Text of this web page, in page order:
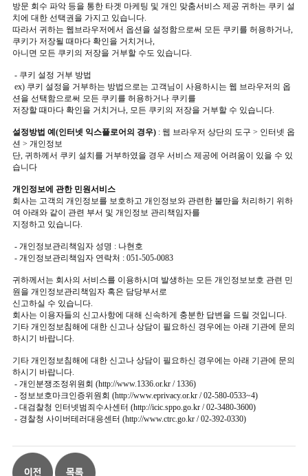
방문 회수 파악 등을 통한 타겟 마케팅 및 개인 맞춤서비스 제공 귀하는 쿠키 설
치에 대한 선택권을 가지고 있습니다.
따라서 귀하는 웹브라우저에서 옵션을 설정함으로써 모든 쿠키를 허용하거나,
쿠키가 저장될 때마다 확인을 거치거나,
아니면 모든 쿠키의 저장을 거부할 수도 있습니다.
- 쿠키 설정 거부 방법
ex) 쿠키 설정을 거부하는 방법으로는 고객님이 사용하시는 웹 브라우저의 옵
션을 선택함으로써 모든 쿠키를 허용하거나 쿠키를
저장할 때마다 확인을 거치거나, 모든 쿠키의 저장을 거부할 수 있습니다.
설정방법 예(인터넷 익스플로어의 경우) : 웹 브라우저 상단의 도구 > 인터넷 옵
션 > 개인정보
단, 귀하께서 쿠키 설치를 거부하였을 경우 서비스 제공에 어려움이 있을 수 있
습니다
개인정보에 관한 민원서비스
회사는 고객의 개인정보를 보호하고 개인정보와 관련한 불만을 처리하기 위하
여 아래와 같이 관련 부서 및 개인정보 관리책임자를
지정하고 있습니다.
- 개인정보관리책임자 성명 : 나현호
- 개인정보관리책임자 연락처 : 051-505-0083
귀하께서는 회사의 서비스를 이용하시며 발생하는 모든 개인정보보호 관련 민
원을 개인정보관리책임자 혹은 담당부서로
신고하실 수 있습니다.
회사는 이용자들의 신고사항에 대해 신속하게 충분한 답변을 드릴 것입니다.
기타 개인정보침해에 대한 신고나 상담이 필요하신 경우에는 아래 기관에 문의
하시기 바랍니다.
기타 개인정보침해에 대한 신고나 상담이 필요하신 경우에는 아래 기관에 문의
하시기 바랍니다.
- 개인분쟁조정위원회 (http://www.1336.or.kr/ 1336)
- 정보보호마크인증위원회 (http://www.eprivacy.or.kr/ 02-580-0533~4)
- 대검찰청 인터넷범죄수사센터 (http://icic.sppo.go.kr/ 02-3480-3600)
- 경찰청 사이버테러대응센터 (http://www.ctrc.go.kr/ 02-392-0330)